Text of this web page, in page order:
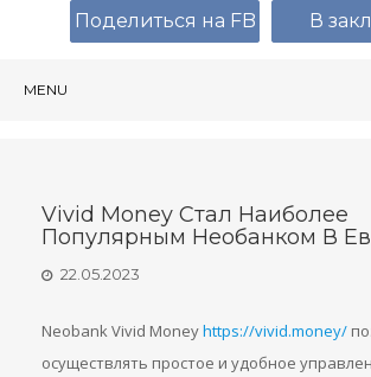
MENU
Vivid Money Стал Наиболее
Популярным Необанком В
22.05.2023
Neobank Vivid Moneyhttps://vivid.money/
осуществлять простое и удобное
Поделиться на FB В